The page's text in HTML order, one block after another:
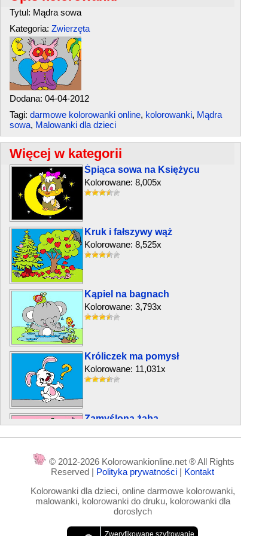
Tytul: Mądra sowa
Kategoria: Zwierzęta
Dodana: 04-04-2012
Tagi: darmowe kolorowanki online, kolorowanki, Mądra
sowa, Malowanki dla dzieci
Więcej w kategorii
Śpiąca sowa na Księżycu
Kolorowane: 8,005x
Kruk i fałszywy wąż
Kolorowane: 8,525x
Kąpiel na bagnach
Kolorowane: 3,793x
Króliczek ma pomysł
Kolorowane: 11,031x
Zamyślona żaba
Kolorowane: 8,126x
© 2012-2026 Kolorowankionline.net ® All Rights
Reserved | Polityka prywatności | Kontakt
Kolorowanki dla dzieci, online darmowe kolorowanki,
malowanki, kolorowanki do druku, kolorowanki dla
doroslych